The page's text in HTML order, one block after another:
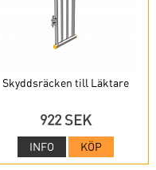
Skyddsräcken till Läktare
922 SEK
INFO KÖP